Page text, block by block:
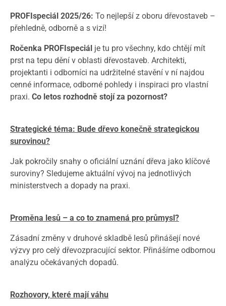
PROFIspeciál 2025/26: To nejlepší z oboru dřevostaveb –
přehledně, odborně a s vizí!
Ročenka PROFIspeciál je tu pro všechny, kdo chtějí mít
prst na tepu dění v oblasti dřevostaveb. Architekti,
projektanti i odborníci na udržitelné stavění v ní najdou
cenné informace, odborné pohledy i inspiraci pro vlastní
praxi. Co letos rozhodně stojí za pozornost?
Strategické téma: Bude dřevo konečně strategickou
surovinou?
Jak pokročily snahy o oficiální uznání dřeva jako klíčové
suroviny? Sledujeme aktuální vývoj na jednotlivých
ministerstvech a dopady na praxi.
Proměna lesů – a co to znamená pro průmysl?
Zásadní změny v druhové skladbě lesů přinášejí nové
výzvy pro celý dřevozpracující sektor. Přinášíme odbornou
analýzu očekávaných dopadů.
Rozhovory, které mají váhu